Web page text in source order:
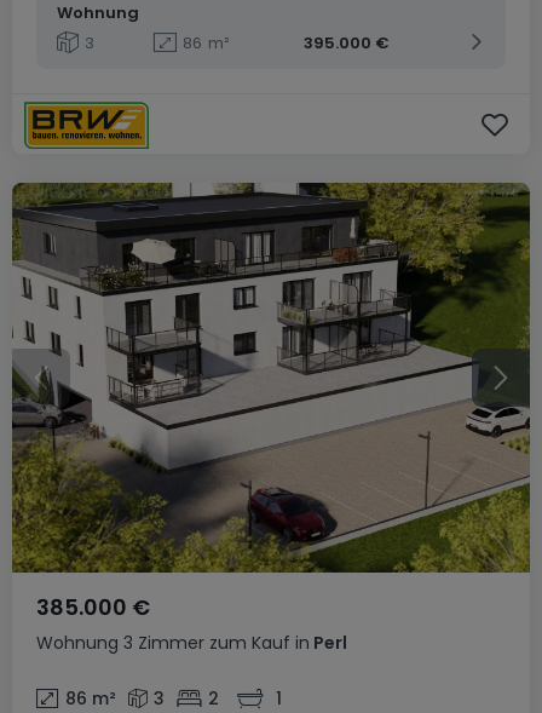
Wohnung
3
86 m² 395.000 €
Wohnung 3 Zimmer zum Kauf in Perl
385.000 €
86 m² 3 2 1